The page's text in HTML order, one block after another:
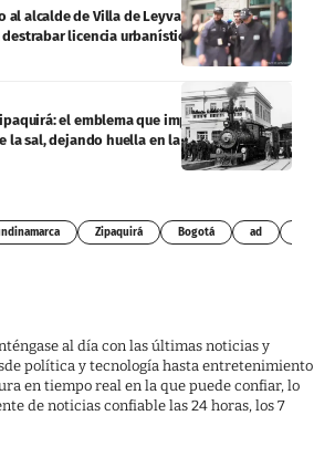
al alcalde de Villa de Leyva por presunta
licencia urbanística
el emblema que impulsó el
la sal, dejando huella en la literatura y la
Zipaquirá Bogotá ad
al día con las últimas noticias y
política y tecnología hasta entretenimiento
en tiempo real en la que puede confiar, lo
de noticias confiable las 24 horas, los 7